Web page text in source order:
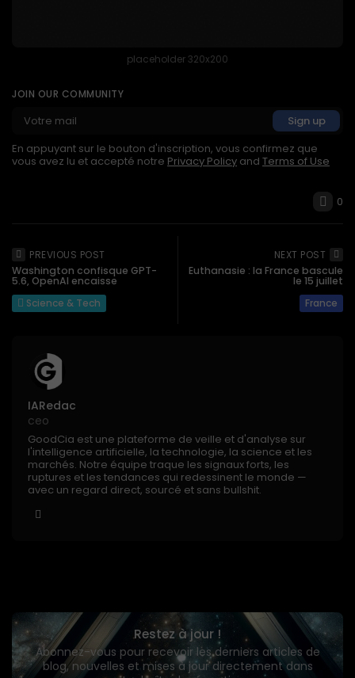
placeholder 320x200
JOIN OUR COMMUNITY
En appuyant sur le bouton d'inscription, vous confirmez que
vous avez lu et accepté notre Privacy Policy and Terms of Use
0
PREVIOUS POST
Washington confisque GPT-
5.6, OpenAI encaisse
Science & Tech
NEXT POST
Euthanasie : la France bascule
le 15 juillet
France
IARedac
ceo
GoodCia est une plateforme de veille et d'analyse sur
l'intelligence artificielle, la technologie, la science et les
marchés. Notre équipe traque les signaux forts, les
ruptures et les tendances qui redessinent le monde —
avec un regard direct, sourcé et sans bullshit.
Restez à jour !
Abonnez-vous pour recevoir les derniers articles de
blog, nouvelles et mises à jour directement dans